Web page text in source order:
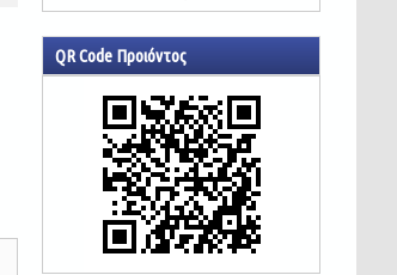
QR Code Προιόντος